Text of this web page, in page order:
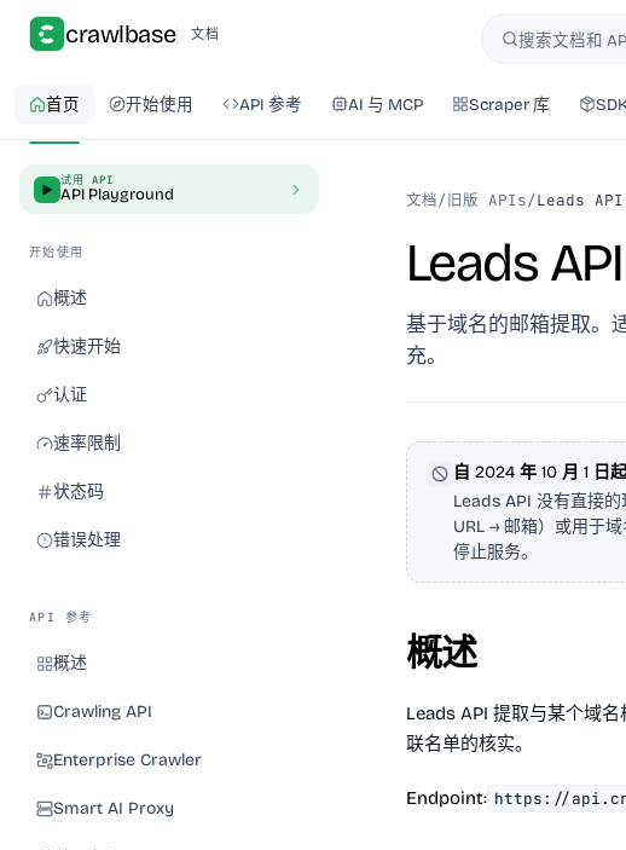
crawlbase 文档
搜索搜索文档和
首页 开始使用 API 参考 AI 与 MCP Scraper 库
试用 API
API Playground
开始使用
概述
快速开始
认证
速率限制
状态码
错误处理
API 参考
概述
Crawling API
Enterprise Crawler
Smart AI Proxy
文档/旧版 APIs/Leads API
Leads API
基于域名的邮箱提取。
充。
自 2024 年 10 月 1 日
Leads API 没有直接
URL → 邮箱）或用于
停止服务。
概述
Leads API 提取与某个域
联名单的核实。
Endpoint: https://